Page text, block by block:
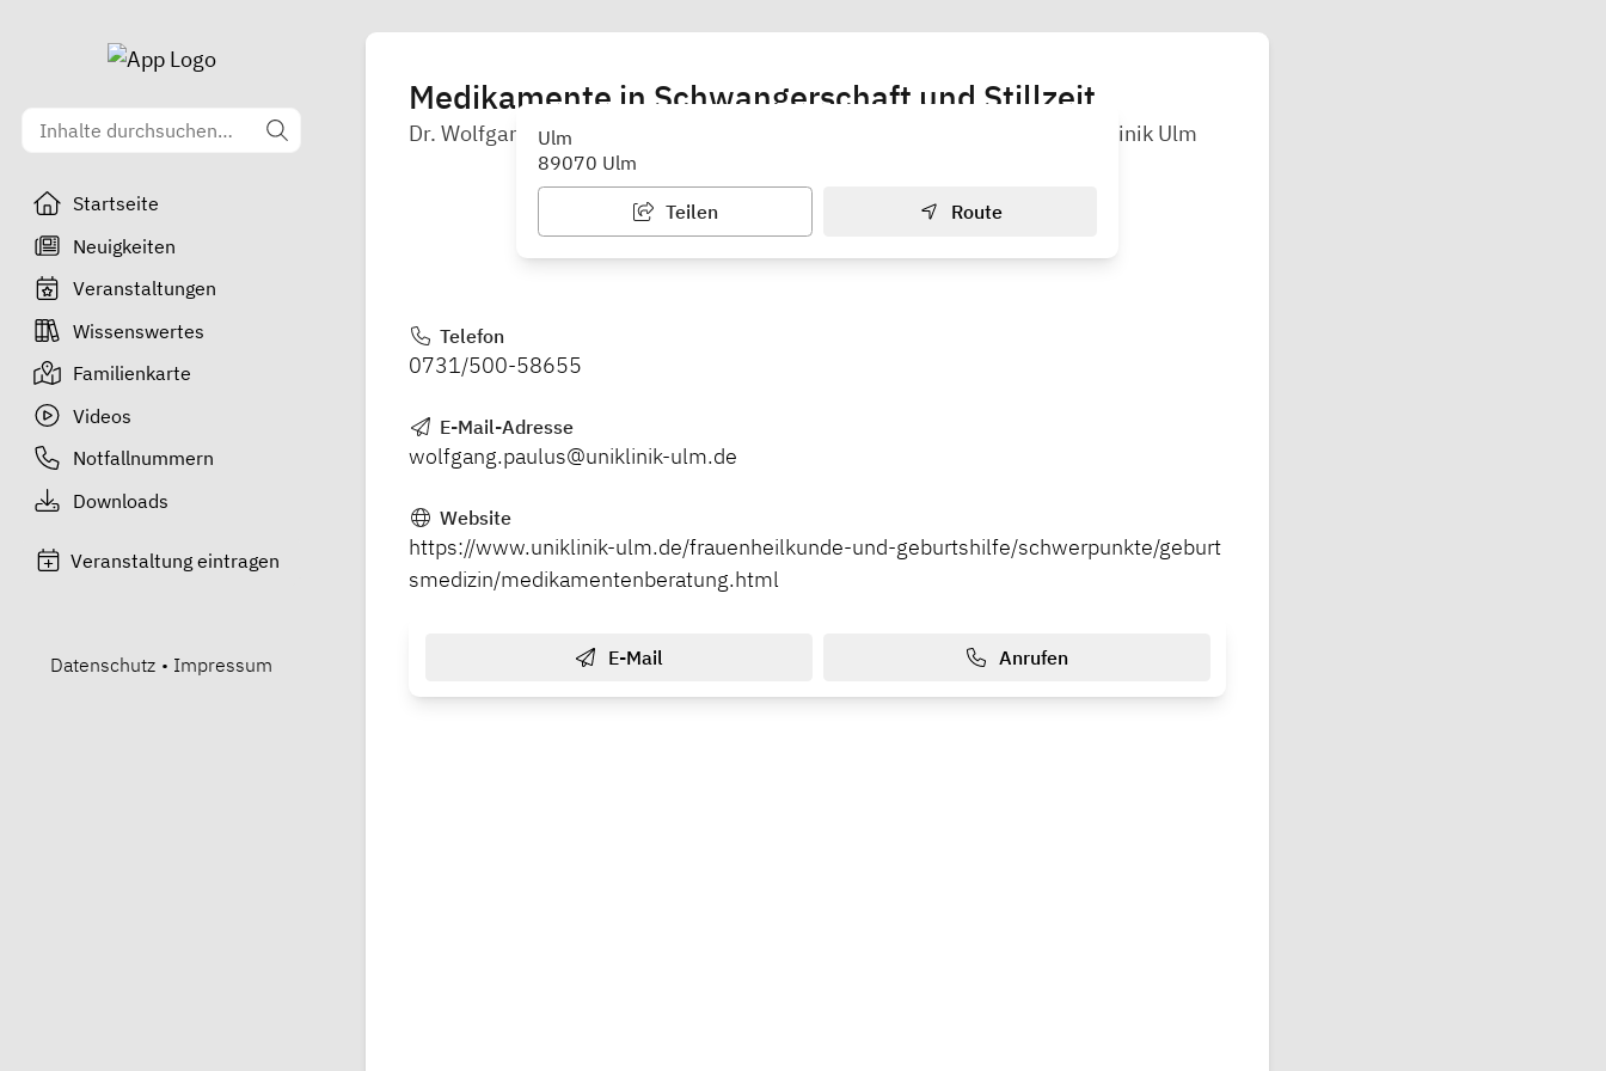
Startseite
Neuigkeiten
Veranstaltungen
Wissenswertes
Familienkarte
Videos
Notfallnummern
Downloads
Veranstaltung eintragen
Datenschutz • Impressum
Medikamente in Schwangerschaft und Stillzeit
Dr. Wolfgang Paulus Klinik für Frauenheilkunde und Geburtshilfe der Uniklinik Ulm
Ulm
89070 Ulm
Teilen Route
Telefon
0731/500-58655
E-Mail-Adresse
wolfgang.paulus@uniklinik-ulm.de
Website
https://www.uniklinik-ulm.de/frauenheilkunde-und-geburtshilfe/schwerpunkte/geburt
smedizin/medikamentenberatung.html
E-Mail Anrufen